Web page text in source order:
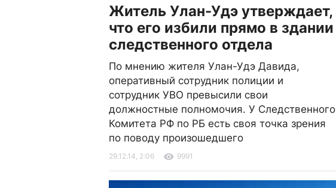
Житель Улан-Удэ утверждает,
что его избили прямо в здании
следственного отдела
По мнению жителя Улан-Удэ Давида,
оперативный сотрудник полиции и
сотрудник УВО превысили свои
должностные полномочия. У Следственного
Комитета РФ по РБ есть своя точка зрения
по поводу произошедшего
29.12.14, 2:06 9991